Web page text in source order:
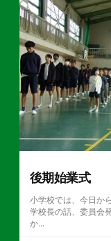
ー
後期始業式
小学校では、今日か
学校長の話、委員会
か...